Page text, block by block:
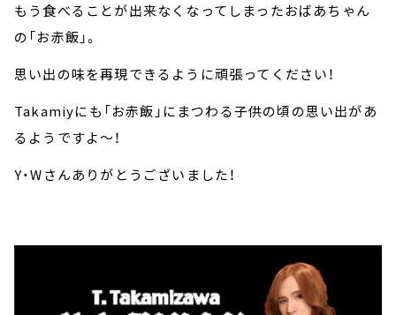
もう食べることが出来なくなってしまったおばあちゃん
の「お赤飯」。
思い出の味を再現できるように頑張ってください！
Takamiyにも「お赤飯」にまつわる子供の頃の思い出があ
るようですよ～！
Y・Wさんありがとうございました！